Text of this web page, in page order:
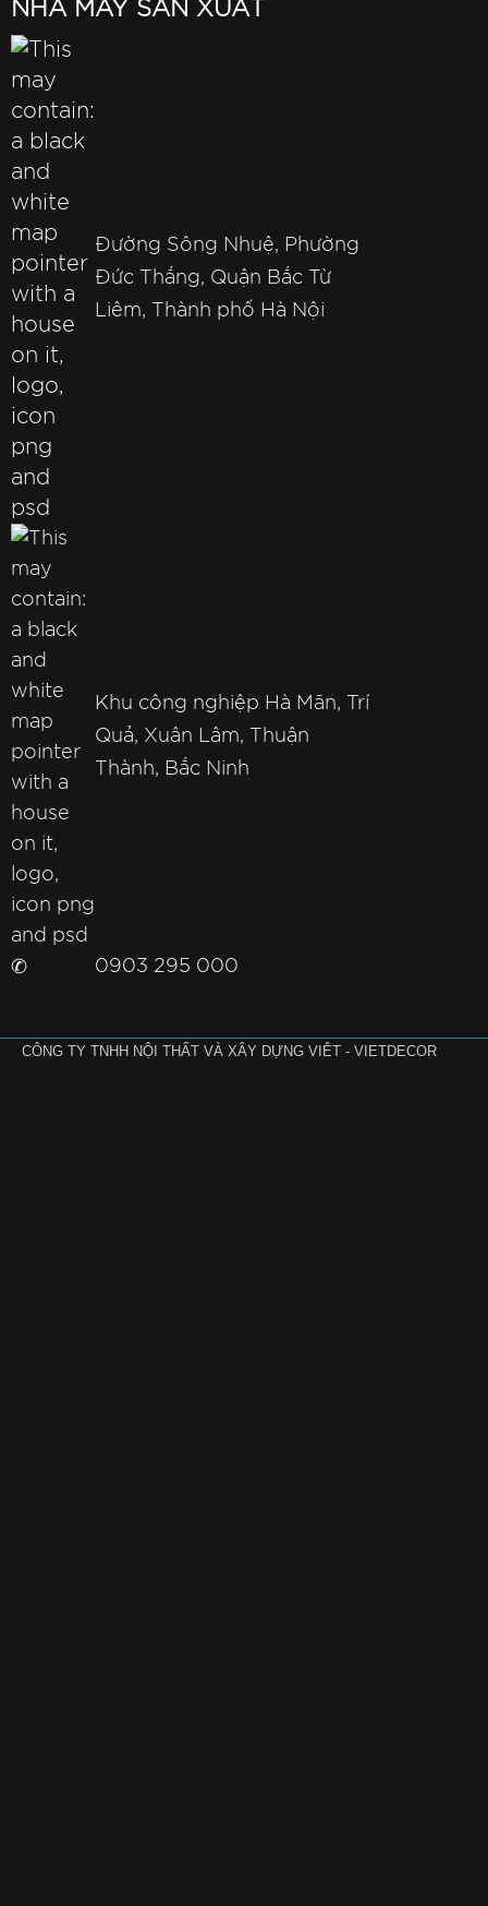
NHÀ MÁY SẢN XUẤT
Đường Sông Nhuệ, Phường
Đức Thắng, Quận Bắc Từ
Liêm, Thành phố Hà Nội
Khu công nghiệp Hà Mãn, Trí
Quả, Xuân Lâm, Thuận
Thành, Bắc Ninh
✆ 0903 295 000
CÔNG TY TNHH NỘI THẤT VÀ XÂY DỰNG VIÊT - VIETDECOR